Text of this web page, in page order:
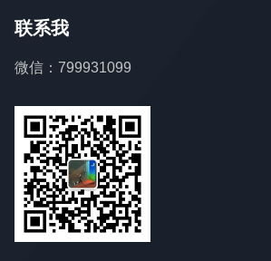
联系我
微信：799931099